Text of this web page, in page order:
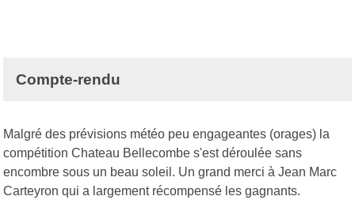
Compte-rendu
Malgré des prévisions météo peu engageantes (orages) la
compétition Chateau Bellecombe s'est déroulée sans
encombre sous un beau soleil. Un grand merci à Jean Marc
Carteyron qui a largement récompensé les gagnants.